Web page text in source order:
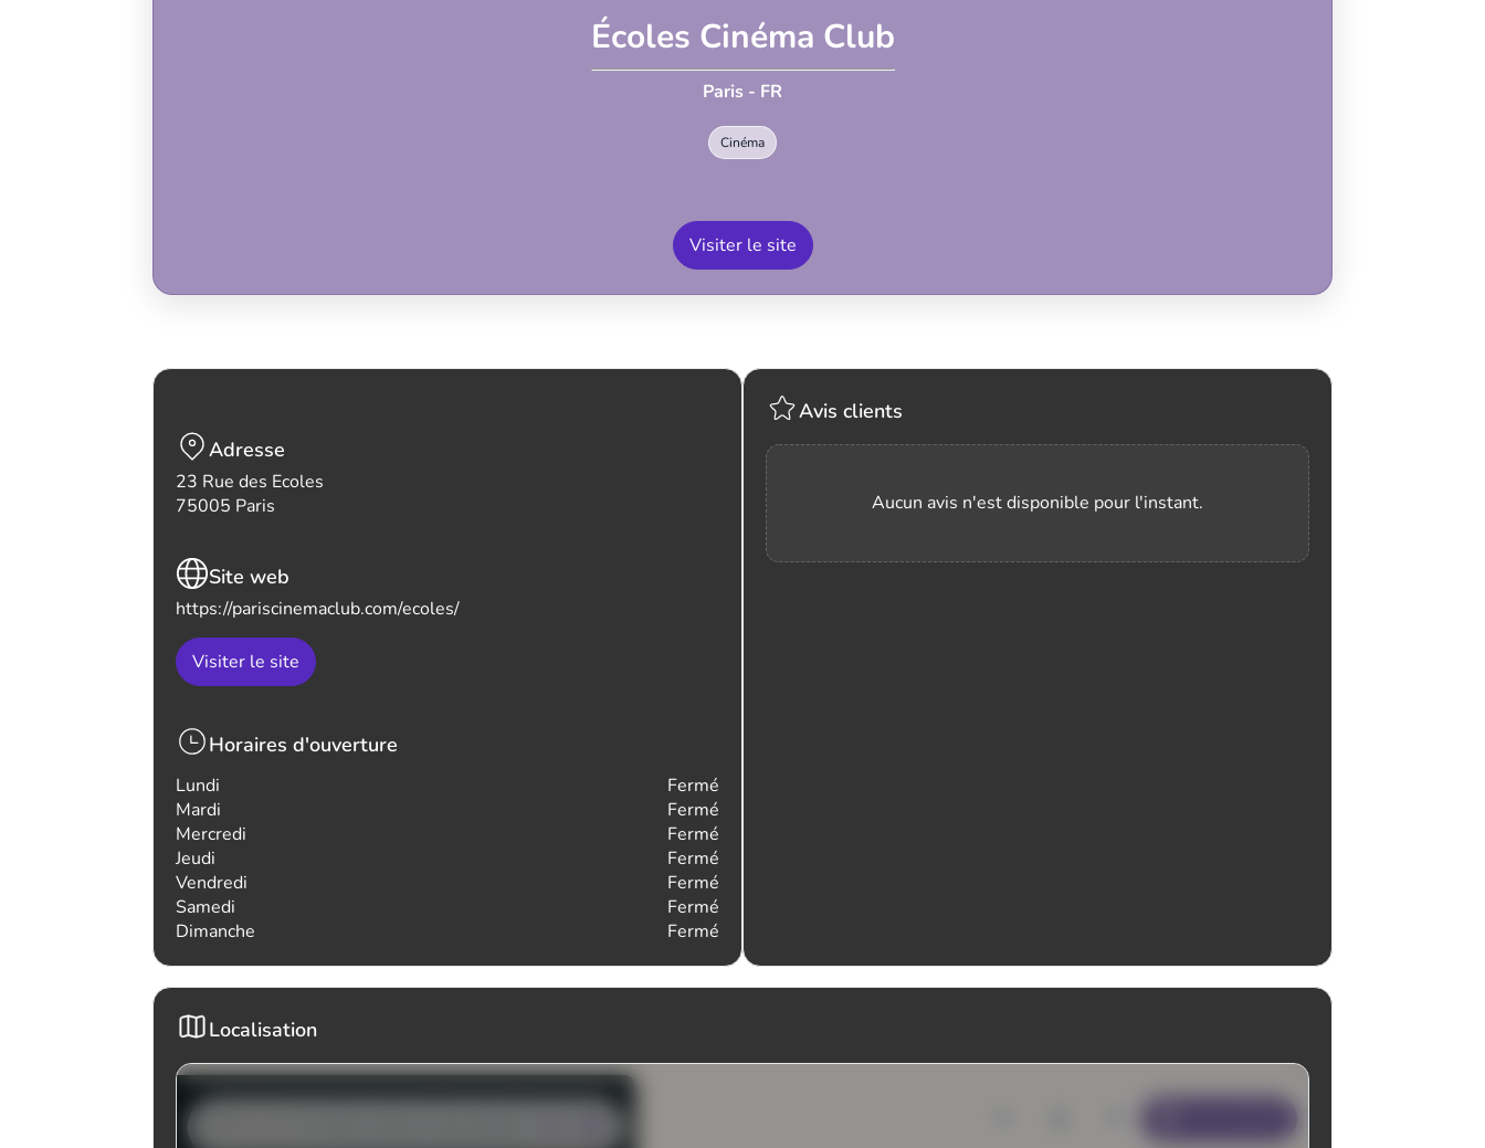
Écoles Cinéma Club
Paris - FR
Cinéma
Visiter le site
Adresse
23 Rue des Ecoles
75005 Paris
Site web
https://pariscinemaclub.com/ecoles/
Visiter le site
Horaires d'ouverture
Lundi
Fermé
Mardi
Fermé
Mercredi
Fermé
Jeudi
Fermé
Vendredi
Fermé
Samedi
Fermé
Dimanche
Fermé
Avis clients
Aucun avis n'est disponible pour l'instant.
Localisation